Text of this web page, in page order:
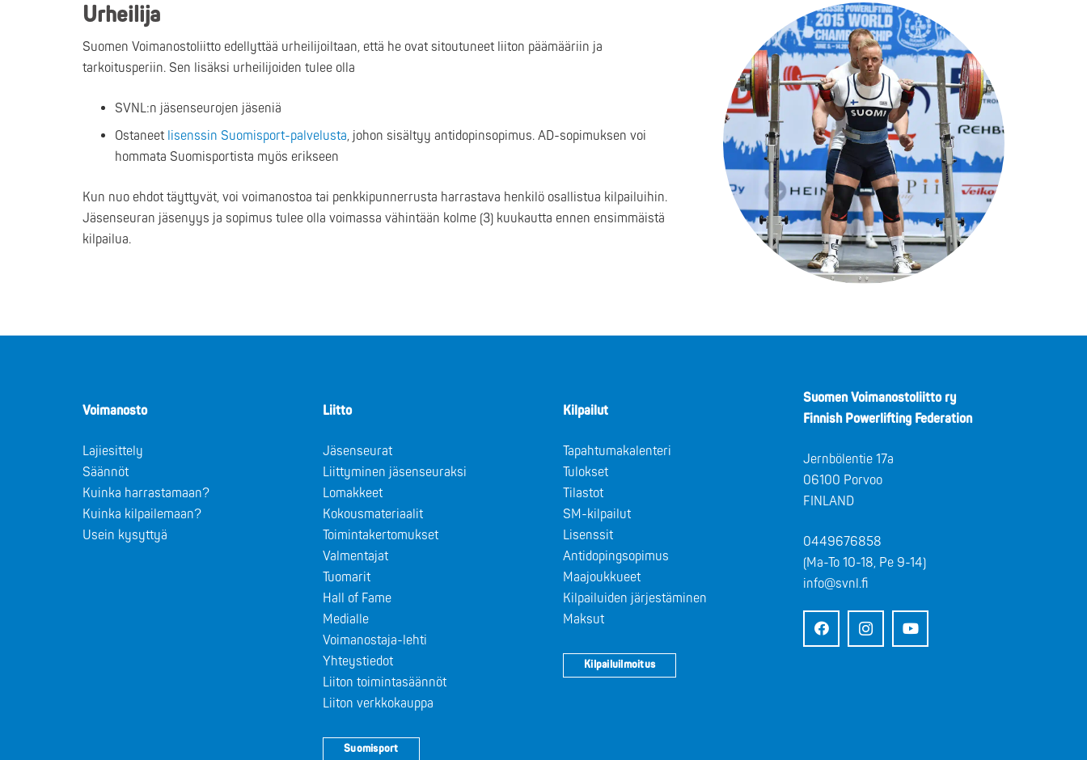
Urheilija
Suomen Voimanostoliitto edellyttää urheilijoiltaan, että he ovat sitoutuneet liiton päämääriin ja
tarkoitusperiin. Sen lisäksi urheilijoiden tulee olla
SVNL:n jäsenseurojen jäseniä
Ostaneet lisenssin Suomisport-palvelusta, johon sisältyy antidopinsopimus. AD-sopimuksen voi
hommata Suomisportista myös erikseen
Kun nuo ehdot täyttyvät, voi voimanostoa tai penkkipunnerrusta harrastava henkilö osallistua kilpailuihin.
Jäsenseuran jäsenyys ja sopimus tulee olla voimassa vähintään kolme (3) kuukautta ennen ensimmäistä
kilpailua.
Voimanosto
Lajiesittely
Säännöt
Kuinka harrastamaan?
Kuinka kilpailemaan?
Usein kysyttyä
Liitto
Jäsenseurat
Liittyminen jäsenseuraksi
Lomakkeet
Kokousmateriaalit
Toimintakertomukset
Valmentajat
Tuomarit
Hall of Fame
Medialle
Voimanostaja-lehti
Yhteystiedot
Liiton toimintasäännöt
Liiton verkkokauppa
Suomisport
Kilpailut
Tapahtumakalenteri
Tulokset
Tilastot
SM-kilpailut
Lisenssit
Antidopingsopimus
Maajoukkueet
Kilpailuiden järjestäminen
Maksut
Kilpailuilmoitus
Suomen Voimanostoliitto ry
Finnish Powerlifting Federation
Jernbölentie 17a
06100 Porvoo
FINLAND
0449676858
(Ma-To 10-18, Pe 9-14)
info@svnl.fi